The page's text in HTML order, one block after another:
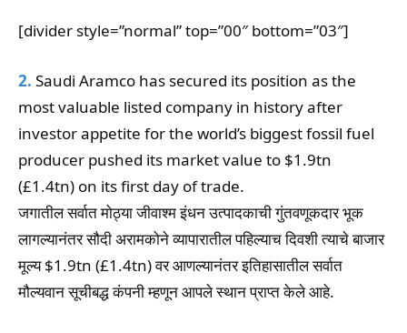
[divider style=”normal” top=”00″ bottom=”03″]
2. Saudi Aramco has secured its position as the
most valuable listed company in history after
investor appetite for the world’s biggest fossil fuel
producer pushed its market value to $1.9tn
(£1.4tn) on its first day of trade.
जगातील सर्वात मोठ्या जीवाश्म इंधन उत्पादकाची गुंतवणूकदार भूक
लागल्यानंतर सौदी अरामकोने व्यापारातील पहिल्याच दिवशी त्याचे बाजार
मूल्य $1.9tn (£1.4tn) वर आणल्यानंतर इतिहासातील सर्वात
मौल्यवान सूचीबद्ध कंपनी म्हणून आपले स्थान प्राप्त केले आहे.